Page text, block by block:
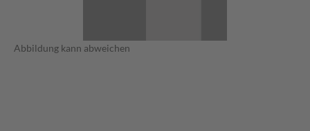
Abbildung kann abweichen